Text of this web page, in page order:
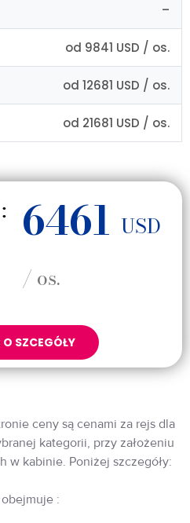
–
od 9841 USD / os.
od 12681 USD / os.
od 21681 USD / os.
6461 USD
/ os.
O SZCEGÓŁY
ceny są cenami za rejs dla
kategorii, przy założeniu
w kabinie. Poniżej szczegóły:
: